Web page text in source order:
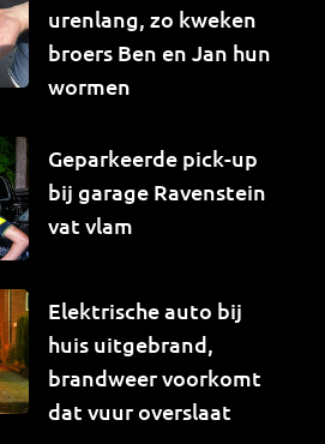
urenlang, zo kweken
broers Ben en Jan hun
wormen
Geparkeerde pick-up
bij garage Ravenstein
vat vlam
Elektrische auto bij
huis uitgebrand,
brandweer voorkomt
dat vuur overslaat